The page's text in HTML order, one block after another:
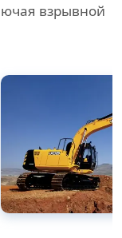
взрывной